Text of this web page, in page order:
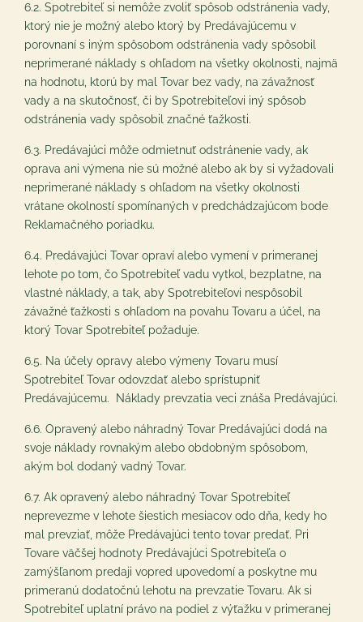
6.2. Spotrebiteľ si nemôže zvoliť spôsob odstránenia vady,
ktorý nie je možný alebo ktorý by Predávajúcemu v
porovnaní s iným spôsobom odstránenia vady spôsobil
neprimerané náklady s ohľadom na všetky okolnosti, najmä
na hodnotu, ktorú by mal Tovar bez vady, na závažnosť
vady a na skutočnosť, či by Spotrebiteľovi iný spôsob
odstránenia vady spôsobil značné ťažkosti.
6.3. Predávajúci môže odmietnuť odstránenie vady, ak
oprava ani výmena nie sú možné alebo ak by si vyžadovali
neprimerané náklady s ohľadom na všetky okolnosti
vrátane okolností spomínaných v predchádzajúcom bode
Reklamačného poriadku.
6.4. Predávajúci Tovar opraví alebo vymení v primeranej
lehote po tom, čo Spotrebiteľ vadu vytkol, bezplatne, na
vlastné náklady, a tak, aby Spotrebiteľovi nespôsobil
závažné ťažkosti s ohľadom na povahu Tovaru a účel, na
ktorý Tovar Spotrebiteľ požaduje.
6.5. Na účely opravy alebo výmeny Tovaru musí
Spotrebiteľ Tovar odovzdať alebo sprístupniť
Predávajúcemu. Náklady prevzatia veci znáša Predávajúci.
6.6. Opravený alebo náhradný Tovar Predávajúci dodá na
svoje náklady rovnakým alebo obdobným spôsobom,
akým bol dodaný vadný Tovar.
6.7. Ak opravený alebo náhradný Tovar Spotrebiteľ
neprevezme v lehote šiestich mesiacov odo dňa, kedy ho
mal prevziať, môže Predávajúci tento tovar predať. Pri
Tovare väčšej hodnoty Predávajúci Spotrebiteľa o
zamýšľanom predaji vopred upovedomí a poskytne mu
primeranú dodatočnú lehotu na prevzatie Tovaru. Ak si
Spotrebiteľ uplatní právo na podiel z výťažku v primeranej